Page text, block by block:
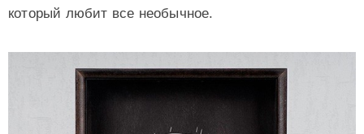
который любит все необычное.